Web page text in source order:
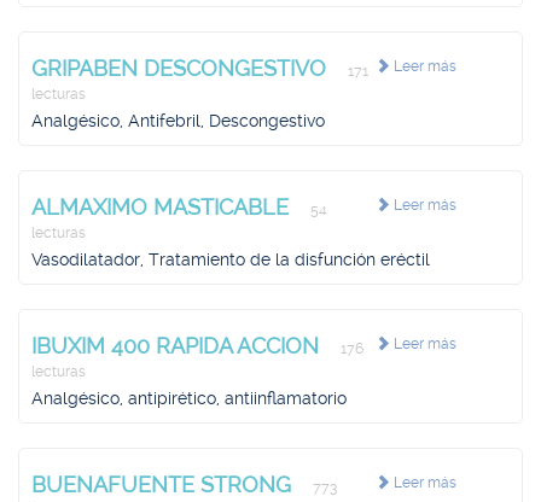
Leer más
GRIPABEN DESCONGESTIVO
171
lecturas
Analgésico, Antifebril, Descongestivo
Leer más
ALMAXIMO MASTICABLE
54
lecturas
Vasodilatador, Tratamiento de la disfunción eréctil
Leer más
IBUXIM 400 RAPIDA ACCION
176
lecturas
Analgésico, antipirético, antiinflamatorio
Leer más
BUENAFUENTE STRONG
773